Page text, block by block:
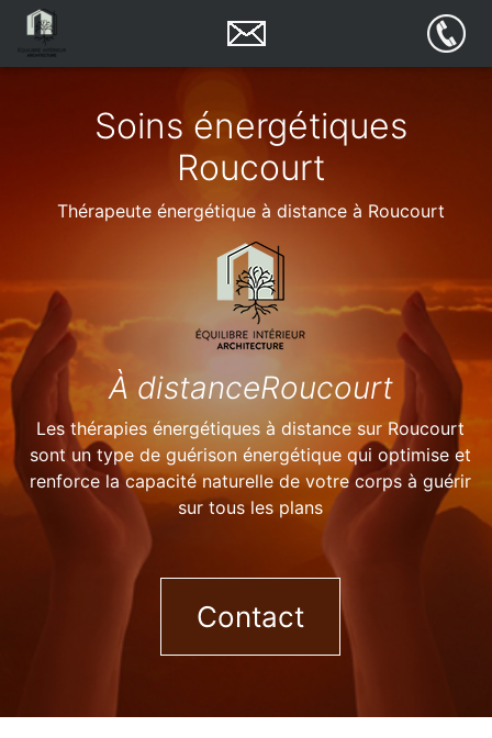
Soins énergétiques
Roucourt
Thérapeute énergétique à distance à Roucourt
À distanceRoucourt
Les thérapies énergétiques à distance sur Roucourt
sont un type de guérison énergétique qui optimise et
renforce la capacité naturelle de votre corps à guérir
sur tous les plans
Contact